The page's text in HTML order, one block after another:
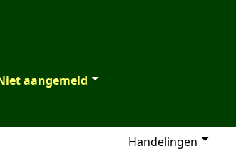
aangemeld
Handelingen